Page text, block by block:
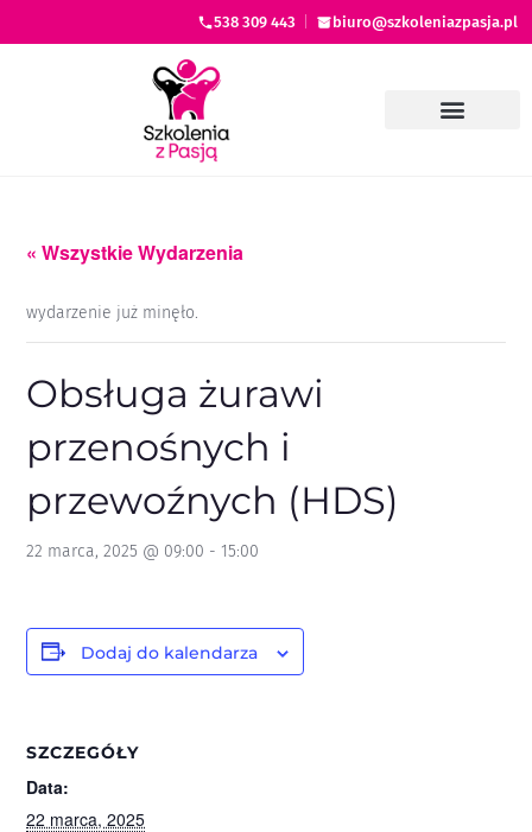
538 309 443 biuro@szkoleniazpasja.pl
« Wszystkie Wydarzenia
wydarzenie już minęło.
Obsługa żurawi
przenośnych i
przewoźnych (HDS)
22 marca, 2025 @ 09:00 - 15:00
Dodaj do kalendarza
SZCZEGÓŁY
Data:
22 marca, 2025